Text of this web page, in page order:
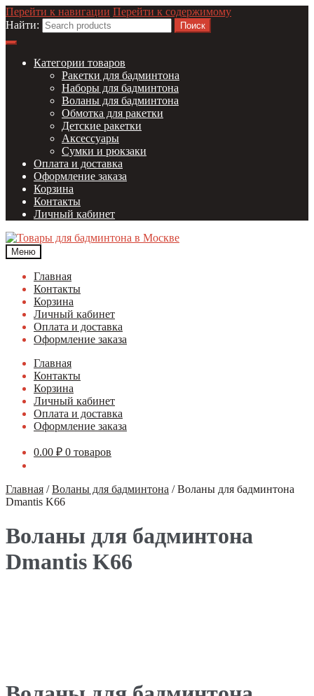
Перейти к навигации Перейти к содержимому
Найти:
Категории товаров
Ракетки для бадминтона
Наборы для бадминтона
Воланы для бадминтона
Обмотка для ракетки
Детские ракетки
Аксессуары
Сумки и рюкзаки
Оплата и доставка
Оформление заказа
Корзина
Контакты
Личный кабинет
Меню
Главная
Контакты
Корзина
Личный кабинет
Оплата и доставка
Оформление заказа
Главная
Контакты
Корзина
Личный кабинет
Оплата и доставка
Оформление заказа
0.00 ₽ 0 товаров
Главная /Воланы для бадминтона /Воланы для бадминтона
Dmantis K66
Воланы для бадминтона
Dmantis K66